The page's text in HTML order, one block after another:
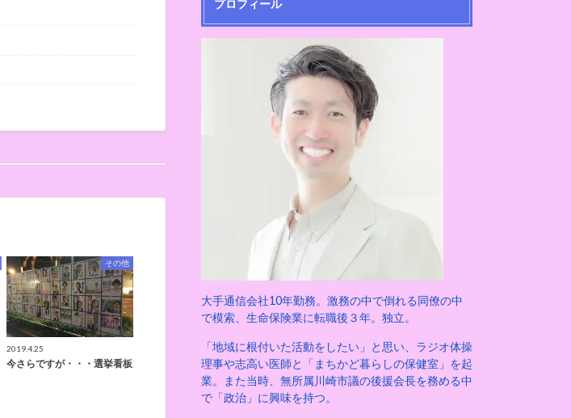
その他
2019.4.25
今さらですが・・・選挙看板
プロフィール
大手通信会社10年勤務。激務の中で倒れる同僚の中
で模索、生命保険業に転職後３年。独立。
「地域に根付いた活動をしたい」と思い、ラジオ体操
理事や志高い医師と「まちかど暮らしの保健室」を起
業。また当時、無所属川崎市議の後援会長を務める中
で「政治」に興味を持つ。